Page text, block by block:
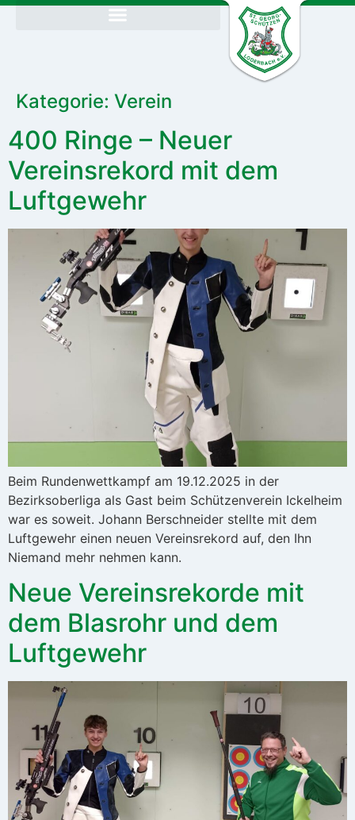
Kategorie: Verein
400 Ringe – Neuer
Vereinsrekord mit dem
Luftgewehr
Beim Rundenwettkampf am 19.12.2025 in der
Bezirksoberliga als Gast beim Schützenverein Ickelheim
war es soweit. Johann Berschneider stellte mit dem
Luftgewehr einen neuen Vereinsrekord auf, den Ihn
Niemand mehr nehmen kann.
Neue Vereinsrekorde mit
dem Blasrohr und dem
Luftgewehr